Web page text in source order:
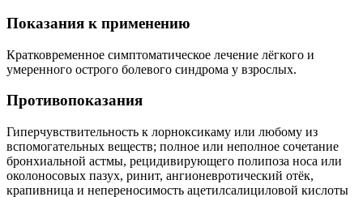
Показания к применению
Кратковременное симптоматическое лечение лёгкого и
умеренного острого болевого синдрома у взрослых.
Противопоказания
Гиперчувствительность к лорноксикаму или любому из
вспомогательных веществ; полное или неполное сочетание
бронхиальной астмы, рецидивирующего полипоза носа или
околоносовых пазух, ринит, ангионевротический отёк,
крапивница и непереносимость ацетилсалициловой кислоты